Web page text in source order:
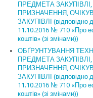
ПРЕДМЕТА
ПРИЗНАЧЕННЯ,
ЗАКУПІВЛІ (відповідно
11.10.2016 № 710 «Про
коштів» (зі змінами))
ОБҐРУНТУВАННЯ
ПРЕДМЕТА
ПРИЗНАЧЕННЯ,
ЗАКУПІВЛІ (відповідно
11.10.2016 № 710 «Про
коштів» (зі змінами))